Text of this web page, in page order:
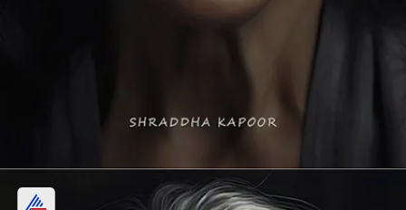
শ্রদ্ধা কাপুর